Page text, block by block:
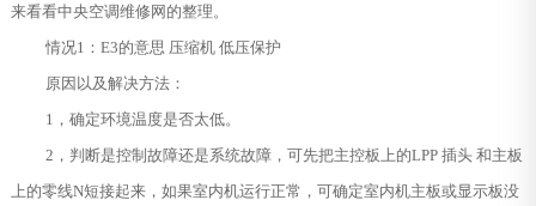
来看看中央空调维修网的整理。
情况1：E3的意思 压缩机 低压保护
原因以及解决方法：
1，确定环境温度是否太低。
2，判断是控制故障还是系统故障，可先把主控板上的LPP 插头 和主板
上的零线N短接起来，如果室内机运行正常，可确定室内机主板或显示板没